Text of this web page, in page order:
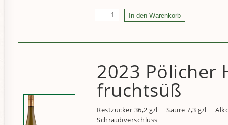
2023 Pölicher
fruchtsüß
Restzucker 36,2 g/l Säure 7,3 g/l
Schraubverschluss